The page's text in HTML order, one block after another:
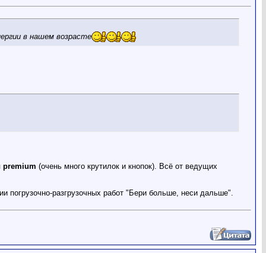
в нашем возрасте
(очень много крутилок и кнопок). Всё от ведущих
погрузочно-разгрузочных работ "Бери больше, неси дальше".